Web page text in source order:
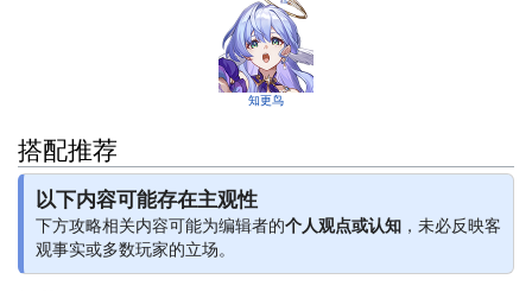
知更鸟
搭配推荐
以下内容可能存在主观性
下方攻略相关内容可能为编辑者的个人观点或认知 ，未必反映客
观事实或多数玩家的立场。